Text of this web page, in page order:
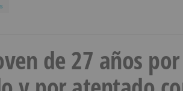
de 27 años